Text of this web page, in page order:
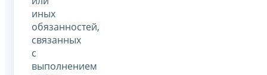
иных
обязанностей,
связанных
с
выполнением